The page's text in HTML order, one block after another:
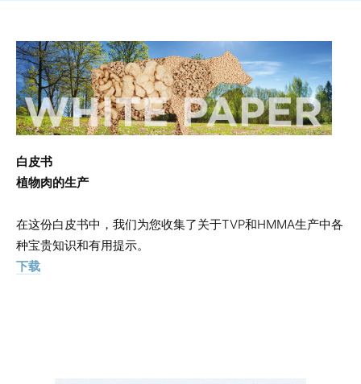
白皮书
植物肉的生产
在这份白皮书中，我们为您收集了关于TVP和HMMA生产中各
种宝贵知识和有用提示。
下载